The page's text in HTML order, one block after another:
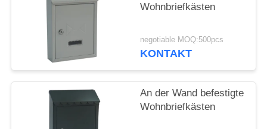
Wohnbriefkästen
negotiable MOQ:500pcs
KONTAKT
An der Wand befestigte
Wohnbriefkästen